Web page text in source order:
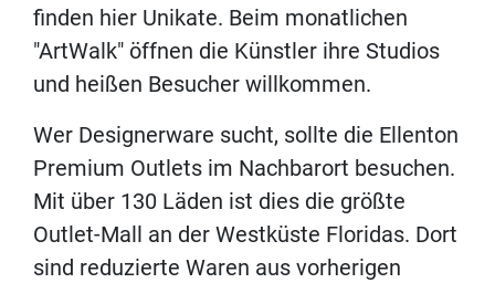
finden hier Unikate. Beim monatlichen
"ArtWalk" öffnen die Künstler ihre Studios
und heißen Besucher willkommen.
Wer Designerware sucht, sollte die Ellenton
Premium Outlets im Nachbarort besuchen.
Mit über 130 Läden ist dies die größte
Outlet-Mall an der Westküste Floridas. Dort
sind reduzierte Waren aus vorherigen